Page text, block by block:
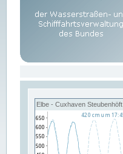
Elbe - Cuxhaven Steubenhöft